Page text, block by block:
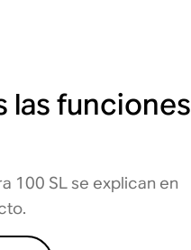
las funciones
100 SL se explican en